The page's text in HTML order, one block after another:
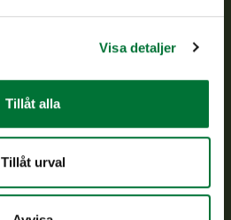
Visa detaljer
Tillåt alla
Tillåt urval